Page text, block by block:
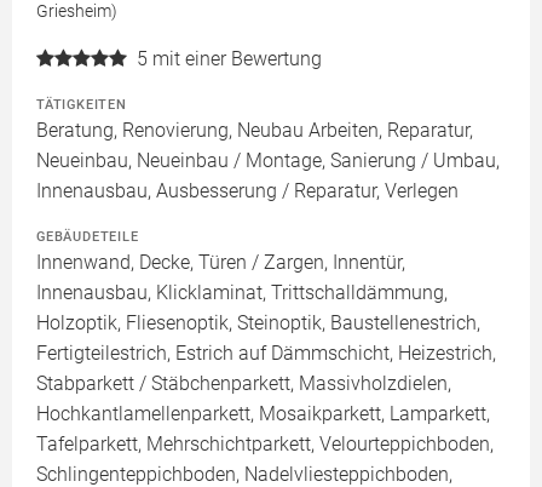
Griesheim)
5 mit einer Bewertung
TÄTIGKEITEN
Beratung, Renovierung, Neubau Arbeiten, Reparatur,
Neueinbau, Neueinbau / Montage, Sanierung / Umbau,
Innenausbau, Ausbesserung / Reparatur, Verlegen
GEBÄUDETEILE
Innenwand, Decke, Türen / Zargen, Innentür,
Innenausbau, Klicklaminat, Trittschalldämmung,
Holzoptik, Fliesenoptik, Steinoptik, Baustellenestrich,
Fertigteilestrich, Estrich auf Dämmschicht, Heizestrich,
Stabparkett / Stäbchenparkett, Massivholzdielen,
Hochkantlamellenparkett, Mosaikparkett, Lamparkett,
Tafelparkett, Mehrschichtparkett, Velourteppichboden,
Schlingenteppichboden, Nadelvliesteppichboden,